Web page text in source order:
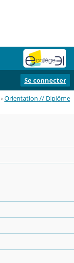
Se connecter
›Orientation // Diplôme